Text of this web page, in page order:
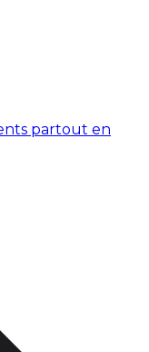
partout en